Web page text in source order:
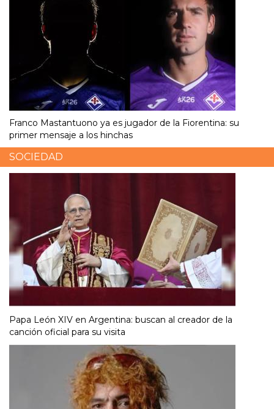
Franco Mastantuono ya es jugador de la Fiorentina: su
primer mensaje a los hinchas
SOCIEDAD
Papa León XIV en Argentina: buscan al creador de la
canción oficial para su visita